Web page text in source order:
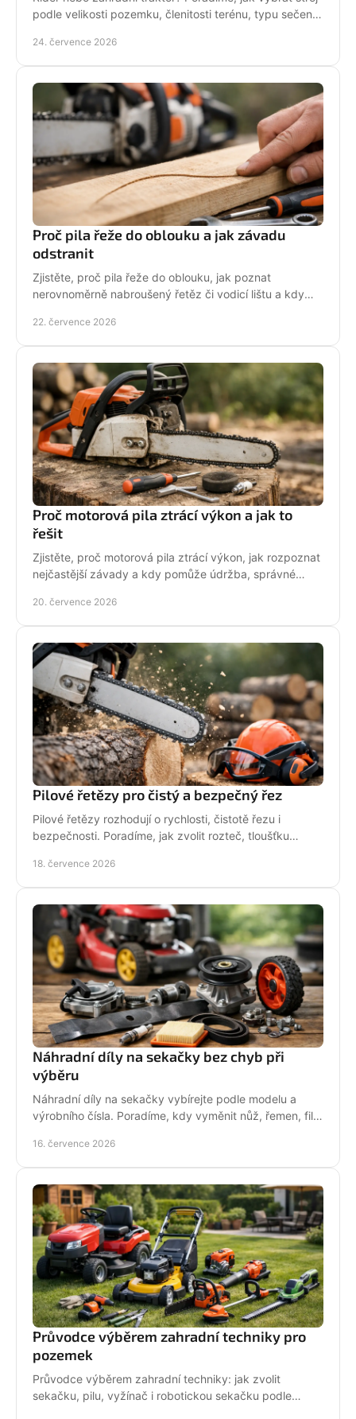
podle velikosti pozemku, členitosti terénu, typu sečení
24. července 2026
Proč pila řeže do oblouku a jak závadu
odstranit
Zjistěte, proč pila řeže do oblouku, jak poznat
nerovnoměrně nabroušený řetěz či vodicí lištu a kdy
22. července 2026
Proč motorová pila ztrácí výkon a jak to
řešit
Zjistěte, proč motorová pila ztrácí výkon, jak rozpoznat
nejčastější závady a kdy pomůže údržba, správné
20. července 2026
Pilové řetězy pro čistý a bezpečný řez
Pilové řetězy rozhodují o rychlosti, čistotě řezu i
bezpečnosti. Poradíme, jak zvolit rozteč, tloušťku
18. července 2026
Náhradní díly na sekačky bez chyb při
výběru
Náhradní díly na sekačky vybírejte podle modelu a
výrobního čísla. Poradíme, kdy vyměnit nůž, řemen, filtr
16. července 2026
Průvodce výběrem zahradní techniky pro
pozemek
Průvodce výběrem zahradní techniky: jak zvolit
sekačku, pilu, vyžínač i robotickou sekačku podle